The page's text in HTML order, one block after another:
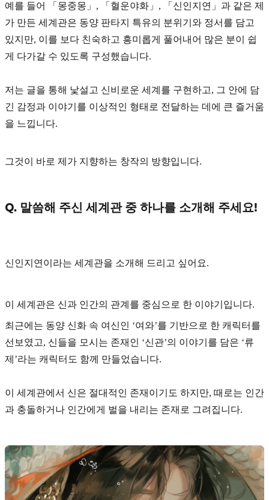
예를 들어 「몽중몽」, 「혈운야화」, 「신인지연」과 같은 제
가 만든 세계관은 동양 판타지 특유의 분위기와 정서를 담고
있지만, 이를 보다 친숙하고 흥미롭게 풀어내어 많은 분이 쉽
게 다가갈 수 있도록 구성했습니다.
저는 글을 통해 낯설고 신비로운 세계를 구현하고, 그 안에 담
긴 감정과 이야기를 이상적인 형태로 전달하는 데에 큰 즐거움
을 느낍니다.
그것이 바로 제가 지향하는 창작의 방향입니다.
Q. 말씀해 주신 세계관 중 하나를 소개해 주세요!
신인지연 이라는 세계관을 소개해 드리고 싶어요.
이 세계관은 신과 인간의 관계를 중심으로 한 이야기입니다.
최근에는 동양 신화 속 여신인 ‘여와’를 기반으로 한 캐릭터를
선보였고, 신들을 모시는 존재인 ‘신관’의 이야기를 담은 ‘류
제’라는 캐릭터도 함께 만들었습니다.
이 세계관에서 신은 절대적인 존재이기도 하지만, 때로는 인간
과 충돌하거나 인간에게 벌을 내리는 존재로 그려집니다.